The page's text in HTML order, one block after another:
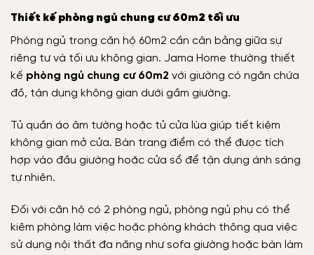
Thiết kế phòng ngủ chung cư 60m2 tối ưu
Phòng ngủ trong căn hộ 60m2 cần cân bằng giữa sự
riêng tư và tối ưu không gian. Jama Home thường thiết
kế phòng ngủ chung cư 60m2 với giường có ngăn chứa
đồ, tận dụng không gian dưới gầm giường.
Tủ quần áo âm tường hoặc tủ cửa lùa giúp tiết kiệm
không gian mở cửa. Bàn trang điểm có thể được tích
hợp vào đầu giường hoặc cửa sổ để tận dụng ánh sáng
tự nhiên.
Đối với căn hộ có 2 phòng ngủ, phòng ngủ phụ có thể
kiêm phòng làm việc hoặc phòng khách thông qua việc
sử dụng nội thất đa năng như sofa giường hoặc bàn làm